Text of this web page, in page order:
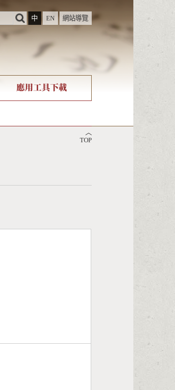
中
EN 網站導覽
應用工具下載
︿
TOP